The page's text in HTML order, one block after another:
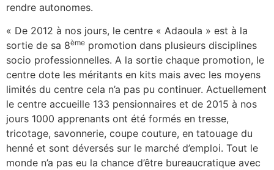
rendre autonomes.
« De 2012 à nos jours, le centre « Adaoula » est à la
sortie de sa 8ème promotion dans plusieurs disciplines
socio professionnelles. A la sortie chaque promotion, le
centre dote les méritants en kits mais avec les moyens
limités du centre cela n’a pas pu continuer. Actuellement
le centre accueille 133 pensionnaires et de 2015 à nos
jours 1000 apprenants ont été formés en tresse,
tricotage, savonnerie, coupe couture, en tatouage du
henné et sont déversés sur le marché d’emploi. Tout le
monde n’a pas eu la chance d’être bureaucratique avec